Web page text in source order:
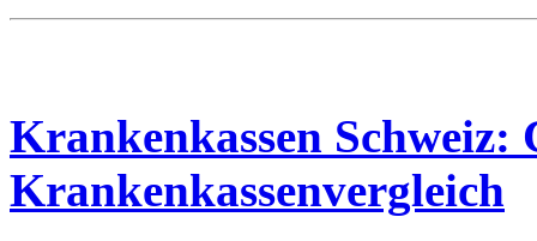
Krankenkassen Schweiz:
Krankenkassenvergleich